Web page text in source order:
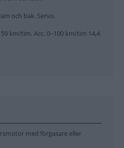
och bak. Servo.
km/tim. Acc. 0–100 km/tim 14,4
med förgasare eller